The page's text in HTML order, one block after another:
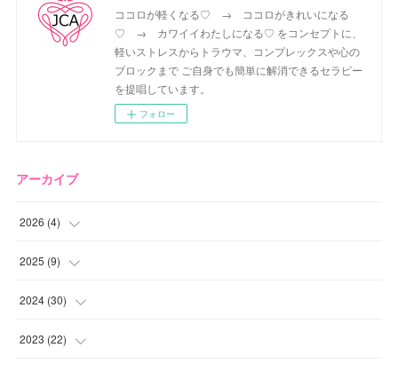
ココロが軽くなる♡ → ココロがきれいになる
♡ → カワイイわたしになる♡ をコンセプトに、
軽いストレスからトラウマ、コンプレックスや心の
ブロックまで ご自身でも簡単に解消できるセラピー
を提唱しています。
フォロー
アーカイブ
2026 (4)
( )
(1
(1
2025 (9)
(2
(2
2024 (30)
(4
2023 (22)